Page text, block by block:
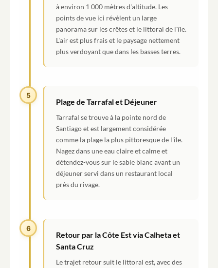
à environ 1 000 mètres d'altitude. Les
points de vue ici révèlent un large
panorama sur les crêtes et le littoral de l'île.
L'air est plus frais et le paysage nettement
plus verdoyant que dans les basses terres.
5
Plage de Tarrafal et Déjeuner
Tarrafal se trouve à la pointe nord de
Santiago et est largement considérée
comme la plage la plus pittoresque de l'île.
Nagez dans une eau claire et calme et
détendez-vous sur le sable blanc avant un
déjeuner servi dans un restaurant local
près du rivage.
6
Retour par la Côte Est via Calheta et
Santa Cruz
Le trajet retour suit le littoral est, avec des